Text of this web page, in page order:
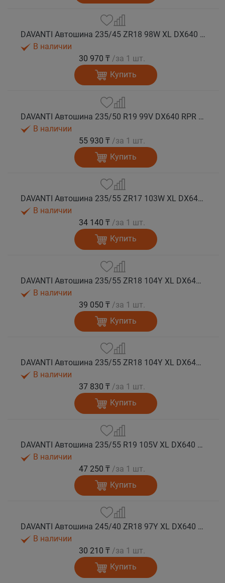
DAVANTI Автошина 235/45 ZR18 98W XL DX640 RPR лето (Таиланд)
В наличии
30 970 ₸ /за 1 шт.
Купить
DAVANTI Автошина 235/50 R19 99V DX640 RPR лето (Таиланд)
В наличии
55 930 ₸ /за 1 шт.
Купить
DAVANTI Автошина 235/55 ZR17 103W XL DX640 RPR лето
В наличии
34 140 ₸ /за 1 шт.
Купить
DAVANTI Автошина 235/55 ZR18 104Y XL DX640 RPR лето (Таиланд)
В наличии
39 050 ₸ /за 1 шт.
Купить
DAVANTI Автошина 235/55 ZR18 104Y XL DX640 RPR лето
В наличии
37 830 ₸ /за 1 шт.
Купить
DAVANTI Автошина 235/55 R19 105V XL DX640 RPR лето (Таиланд)
В наличии
47 250 ₸ /за 1 шт.
Купить
DAVANTI Автошина 245/40 ZR18 97Y XL DX640 RPR лето
В наличии
30 210 ₸ /за 1 шт.
Купить